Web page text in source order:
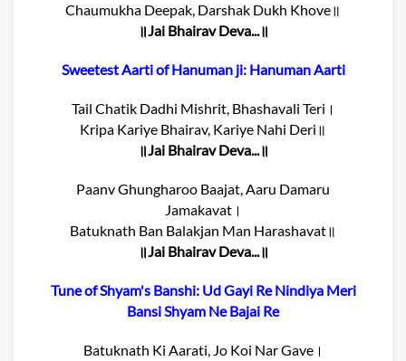
Chaumukha Deepak, Darshak Dukh Khove॥
॥Jai Bhairav Deva...॥
Sweetest Aarti of Hanuman ji: Hanuman Aarti
Tail Chatik Dadhi Mishrit, Bhashavali Teri।
Kripa Kariye Bhairav, Kariye Nahi Deri॥
॥Jai Bhairav Deva...॥
Paanv Ghungharoo Baajat, Aaru Damaru
Jamakavat।
Batuknath Ban Balakjan Man Harashavat॥
॥Jai Bhairav Deva...॥
Tune of Shyam's Banshi: Ud Gayi Re Nindiya Meri
Bansi Shyam Ne Bajai Re
Batuknath Ki Aarati, Jo Koi Nar Gave।